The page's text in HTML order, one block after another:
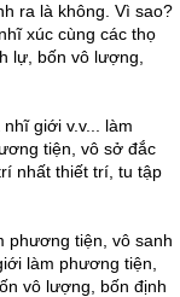
ra là không. Vì sao?
xúc cùng các thọ
lự, bốn vô lượng,
giới v.v... làm
tiện, vô sở đắc
nhất thiết trí, tu tập
phương tiện, vô sanh
làm phương tiện,
vô lượng, bốn định